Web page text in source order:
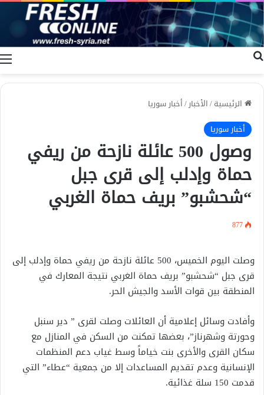
الرئيسية/الأخبار/أخبار سوريا
أخبار سوريا
وصول 500 عائلة نازحة من ريفي
حماة وإدلب إلى قرى جبل
“شحشبو” بريف حماة الغربي
877
وصلت اليوم الخميس، 500 عائلة نازحة من ريفي حماة وإدلب إلى
قرى جبل “شحشبو” بريف حماة الغربي نتيجة المعارك في
المنطقة بين قوات الأسد والجيش الحر.
وأفادت وسائل إعلامية أن العائلات وصلت لقرى ” دير سنبل
وحورتة وشهرناز”، بعضها تمكنت من السكن في المنازل مع
سكان القرى والأخرى بنت خياماً وسط غياب دعم المنظمات
الإنسانية وعدم تقديم المساعدات إلا من جمعية “عطاء” التي
قدمت 150 سلة غذائية.